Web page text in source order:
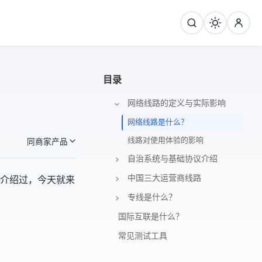
同商家产品
介绍过，今天就来
目录
1.网络线路的定义与实际影响
网络线路是什么？
线路对使用体验的影响
2.AS(自治系统)与基础协议介绍
3.中国三大运营商线路
4.专线是什么？
5.国际互联是什么？
6.常见测试工具